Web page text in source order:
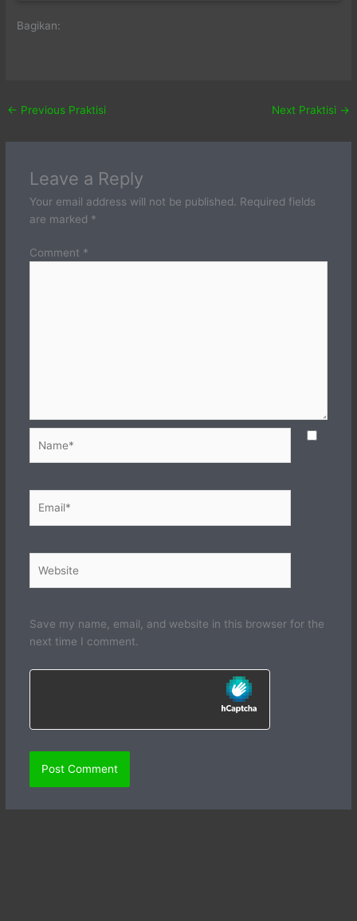
Bagikan:
← Previous Praktisi Next Praktisi →
Leave a Reply
Your email address will not be published.
Required fields
are marked *
Comment *
Save my name, email, and website in this browser for the
next time I comment.